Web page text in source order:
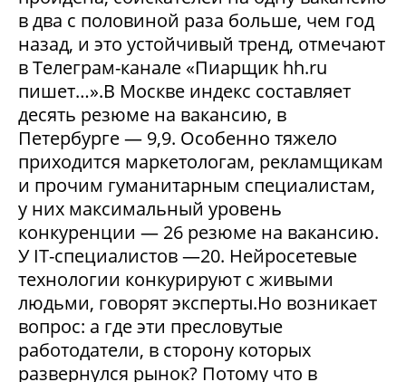
в два с половиной раза больше, чем год
назад, и это устойчивый тренд, отмечают
в Телеграм-канале «Пиарщик hh.ru
пишет…».В Москве индекс составляет
десять резюме на вакансию, в
Петербурге — 9,9. Особенно тяжело
приходится маркетологам, рекламщикам
и прочим гуманитарным специалистам,
у них максимальный уровень
конкуренции — 26 резюме на вакансию.
У IT-специалистов —20. Нейросетевые
технологии конкурируют с живыми
людьми, говорят эксперты.Но возникает
вопрос: а где эти пресловутые
работодатели, в сторону которых
развернулся рынок? Потому что в